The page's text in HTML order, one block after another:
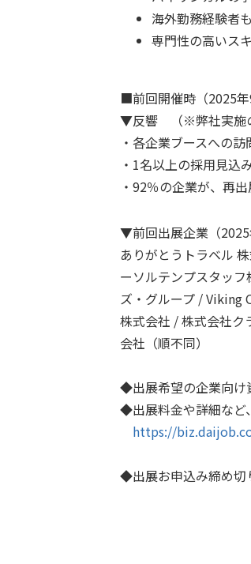
海外勤務経験者
専門性の高いス
■前回開催時（2025
▼反響 （※弊社実施の
・各企業ブースへの
・1名以上の採用見込
・92％の企業が、再
▼前回出展企業（2025
ありがとうトラベル
ーソルテンプスタッ
ズ・グループ / Viking
株式会社 / 株式会社ク
会社（順不同）
◆出展希望の企業向け
◆出展料金や詳細など
https://
◆出展お申込み締め切